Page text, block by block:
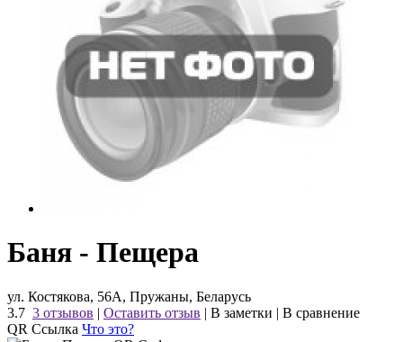
Баня - Пещера
ул. Костякова, 56А, Пружаны, Беларусь
3.7 3 отзывов | Оставить отзыв | В заметки | В сравнение
QR Ссылка Что это?